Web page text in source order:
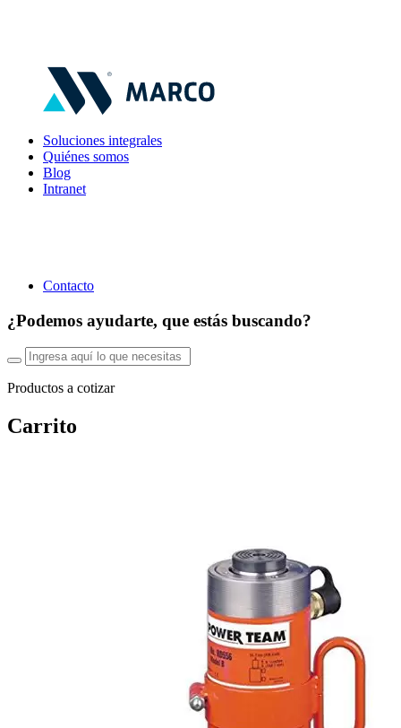
Soluciones integrales
Quiénes somos
Blog
Intranet
Contacto
¿Podemos ayudarte, que estás buscando?
Productos a cotizar
Carrito